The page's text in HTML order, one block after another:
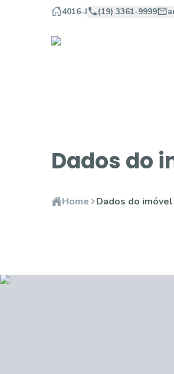
4016-J (19) 3361-9999
Dados do
Home Dados do imóvel